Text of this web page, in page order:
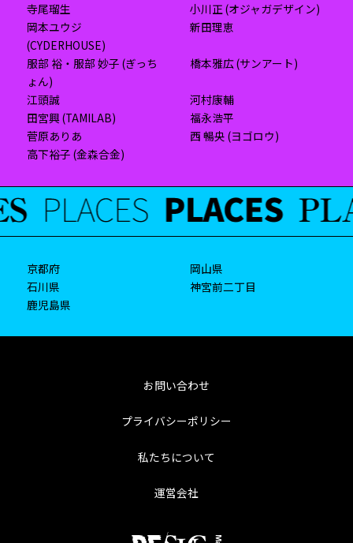
寺尾瑠生
小川正 (オジャガデザイン)
岡本ユウジ
(CYDERHOUSE)
新田理恵
服部 裕・服部 妙子 (ぎっち
ょん)
橋本雅広 (サンアート)
江頭誠
河村康輔
田宮興 (TAMILAB)
福永浩平
菅原ありあ
西 暢央 (ヨゴロウ)
高下裕子 (金森合金)
京都府
岡山県
石川県
神宮前二丁目
鹿児島県
お問い合わせ
プライバシーポリシー
私たちについて
運営会社